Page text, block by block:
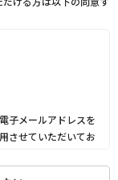
子メールアドレスを
させていただいてお
ま情報」といいま